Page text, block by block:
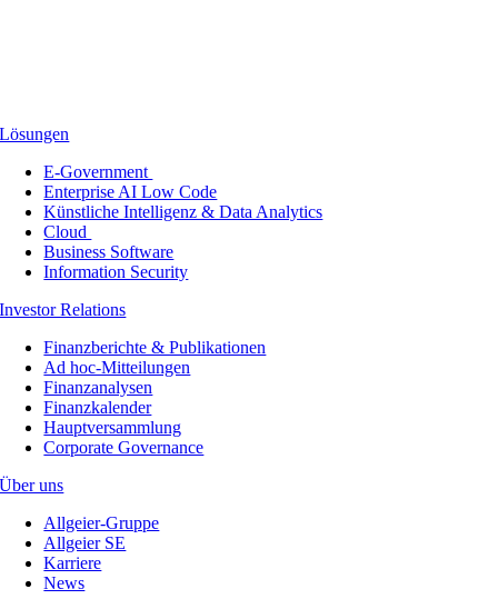
Lösungen
E-Government
Enterprise AI Low Code
Künstliche Intelligenz & Data Analytics
Cloud
Business Software
Information Security
Investor Relations
Finanzberichte & Publikationen
Ad hoc-Mitteilungen
Finanzanalysen
Finanzkalender
Hauptversammlung
Corporate Governance
Über uns
Allgeier-Gruppe
Allgeier SE
Karriere
News